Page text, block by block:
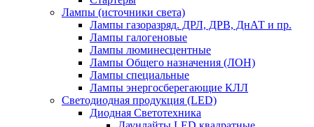
Лампы (источники света)
Лампы газоразряд. ДРЛ, ДРВ, ДнАТ и пр.
Лампы галогеновые
Лампы люминесцентные
Лампы Общего назначения (ЛОН)
Лампы специальные
Лампы энергосберегающие КЛЛ
Светодиодная продукция (LED)
Диодная Светотехника